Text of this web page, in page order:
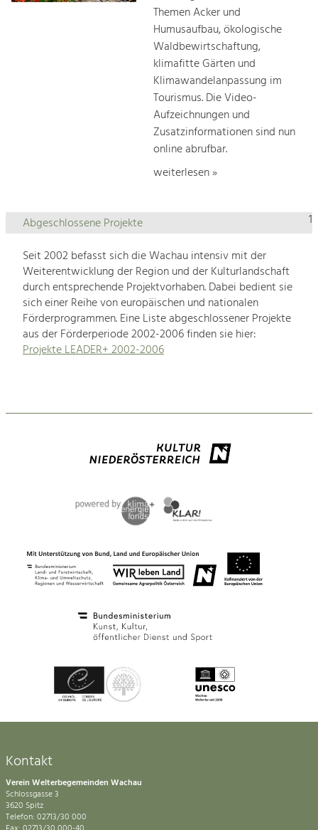
Themen Acker und
Humusaufbau, ökologische
Waldbewirtschaftung,
klimafitte Gärten und
Klimawandelanpassung im
Tourismus. Die Video-
Aufzeichnungen und
Zusatzinformationen sind nun
online abrufbar.
weiterlesen »
1
Abgeschlossene Projekte
Seit 2002 befasst sich die Wachau intensiv mit der
Weiterentwicklung der Region und der Kulturlandschaft
durch entsprechende Projektvorhaben. Dabei bedient sie
sich einer Reihe von europäischen und nationalen
Förderprogrammen. Eine Liste abgeschlossener Projekte
aus der Förderperiode 2002-2006 finden sie hier:
Projekte LEADER+ 2002-2006
Kontakt
Verein Welterbegemeinden Wachau
Schlossgasse 3
3620 Spitz
Telefon: 02713/30 000